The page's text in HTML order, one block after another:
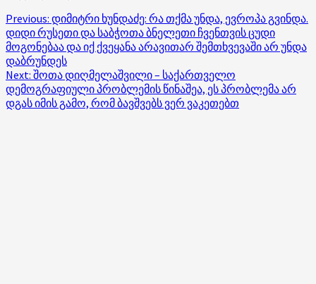
Post
navigation
Previous: დიმიტრი ხუნდაძე: რა თქმა უნდა, ევროპა გვინდა.
დიდი რუსეთი და საბჭოთა ბნელეთი ჩვენთვის ცუდი
მოგონებაა და იქ ქვეყანა არავითარ შემთხვევაში არ უნდა
დაბრუნდეს
Next: შოთა დიღმელაშვილი – საქართველო
დემოგრაფიული პრობლემის წინაშეა, ეს პრობლემა არ
დგას იმის გამო, რომ ბავშვებს ვერ ვაკეთებთ